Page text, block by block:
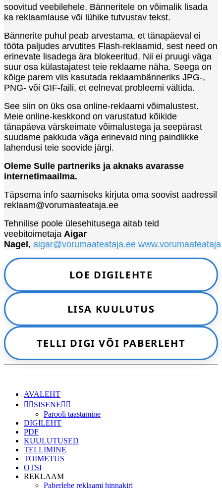
soovitud veebilehele. Bänneritele on võimalik lisada
ka reklaamlause või lühike tutvustav tekst.
Bännerite puhul peab arvestama, et tänapäeval ei
tööta paljudes arvutites Flash-reklaamid, sest need on
erinevate lisadega ära blokeeritud. Nii ei pruugi väga
suur osa külastajatest teie reklaame näha. Seega on
kõige parem viis kasutada reklaambänneriks JPG-,
PNG- või GIF-faili, et eelnevat probleemi vältida.
See siin on üks osa online-reklaami võimalustest.
Meie online-keskkond on varustatud kõikide
tänapäeva värskeimate võimalustega ja seepärast
suudame pakkuda väga erinevaid ning paindlikke
lahendusi teie soovide järgi.
Oleme Sulle partneriks ja aknaks avarasse
internetimaailma.
Täpsema info saamiseks kirjuta oma soovist aadressil
reklaam@vorumaateataja.ee
Tehnilise poole ülesehitusega aitab teid
veebitoimetaja Aigar
Nagel, aigar@vorumaateataja.ee
LOE DIGILEHTE
LISA KUULUTUS
TELLI DIGI VÕI PABERLEHT
AVALEHT
👉🏻SISENE👈🏻
Parooli taastamine
DIGILEHT
PDF
KUULUTUSED
TELLIMINE
TOIMETUS
OTSI
REKLAAM
Paberlehe reklaami hinnakiri